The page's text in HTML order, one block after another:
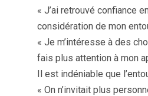
« J’ai retrouvé confiance
considération de mon
« Je m’intéresse à des
fais plus attention à mon
Il est indéniable que
« On n’invitait plus